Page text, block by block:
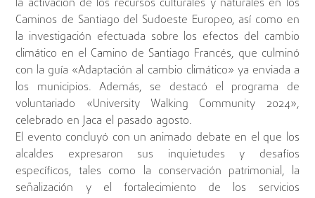
Caminos de Santiago del Sudoeste Europeo, así como en
la investigación efectuada sobre los efectos del cambio
climático en el Camino de Santiago Francés, que culminó
con la guía «Adaptación al cambio climático» ya enviada a
los municipios. Además, se destacó el programa de
voluntariado «University Walking Community 2024»,
celebrado en Jaca el pasado agosto.
El evento concluyó con un animado debate en el que los
alcaldes expresaron sus inquietudes y desafíos
específicos, tales como la conservación patrimonial, la
señalización y el fortalecimiento de los servicios